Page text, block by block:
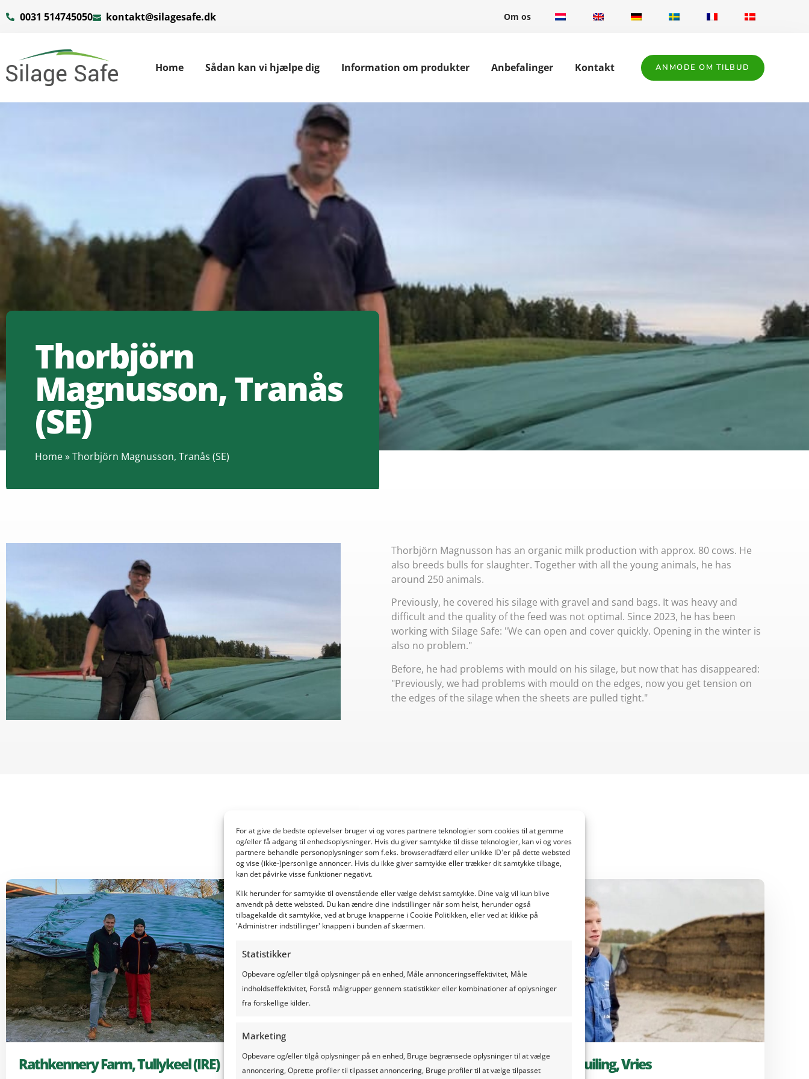
For at give de bedste oplevelser bruger vi og vores partnere teknologier som cookies til at gemme
og/eller få adgang til enhedsoplysninger. Hvis du giver samtykke til disse teknologier, kan vi og vores
partnere behandle personoplysninger som f.eks. browseradfærd eller unikke ID'er på dette websted
og vise (ikke-)personlige annoncer. Hvis du ikke giver samtykke eller trækker dit samtykke tilbage,
kan det påvirke visse funktioner negativt.
Klik herunder for samtykke til ovenstående eller vælge delvist samtykke. Dine valg vil kun blive
anvendt på dette websted. Du kan ændre dine indstillinger når som helst, herunder også
tilbagekalde dit samtykke, ved at bruge knapperne i Cookie Politikken, eller ved at klikke på
'Administrer indstillinger' knappen i bunden af skærmen.
Statistikker
Opbevare og/eller tilgå oplysninger på en enhed, Måle annonceringseffektivitet, Måle
indholdseffektivitet, Forstå målgrupper gennem statistikker eller kombinationer af oplysninger
fra forskellige kilder.
Marketing
Opbevare og/eller tilgå oplysninger på en enhed, Bruge begrænsede oplysninger til at vælge
annoncering, Oprette profiler til tilpasset annoncering, Bruge profiler til at vælge tilpasset
0031 514745050 kontakt@silagesafe.dk Om os
Home Sådan kan vi hjælpe dig Information om produkter Anbefalinger Kontakt ANMODE OM TILBUD
Thorbjörn
Magnusson, Tranås
(SE)
Home»Thorbjörn Magnusson, Tranås (SE)
Thorbjörn Magnusson has an organic milk production with approx. 80 cows. He
also breeds bulls for slaughter. Together with all the young animals, he has
around 250 animals.
Previously, he covered his silage with gravel and sand bags. It was heavy and
difficult and the quality of the feed was not optimal. Since 2023, he has been
working with Silage Safe: "We can open and cover quickly. Opening in the winter is
also no problem."
Before, he had problems with mould on his silage, but now that has disappeared:
"Previously, we had problems with mould on the edges, now you get tension on
the edges of the silage when the sheets are pulled tight."
Vil du se flere anbefalinger?
Rathkennery Farm, Tullykeel (IRE) Hermann TenBerge, Gronau (DE) Jarne Schuiling, Vries